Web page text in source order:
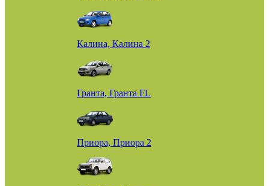
Калина, Калина 2
Гранта, Гранта FL
Приора, Приора 2